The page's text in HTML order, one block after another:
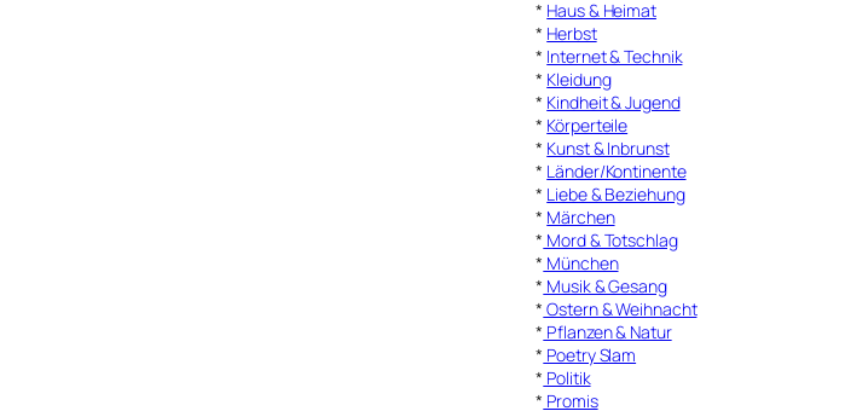
* Haus & Heimat
* Herbst
* Internet & Technik
* Kleidung
* Kindheit & Jugend
* Körperteile
* Kunst & Inbrunst
* Länder/Kontinente
* Liebe & Beziehung
* Märchen
* Mord & Totschlag
* München
* Musik & Gesang
* Ostern & Weihnacht
* Pflanzen & Natur
* Poetry Slam
* Politik
* Promis